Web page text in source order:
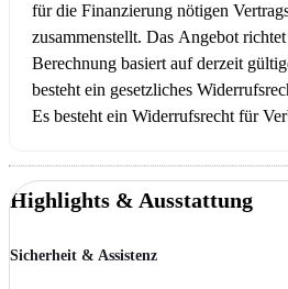
für die Finanzierung nötigen
zusammenstellt. Das Angebot
Berechnung basiert auf derzeit
besteht ein gesetzliches
Es besteht ein Widerrufsrecht für
Highlights & Ausstattung
Sicherheit & Assistenz